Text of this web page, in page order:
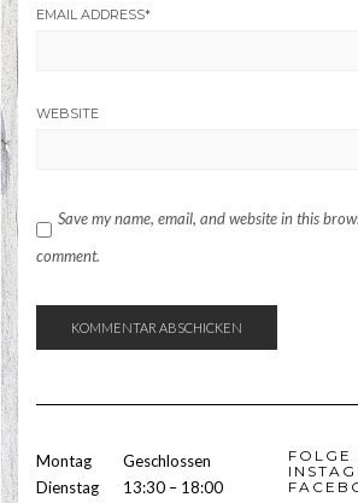
EMAIL ADDRESS*
WEBSITE
Save my name, email, and website in this
comment.
Montag
Geschlossen
Dienstag
13:30 – 18:00
FOLGE